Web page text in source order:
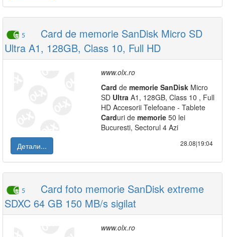
5
Card de memorie SanDisk Micro SD
Ultra A1, 128GB, Class 10, Full HD
www.olx.ro
Card de memorie SanDisk Micro
SD Ultra A1, 128GB, Class 10 , Full
HD Accesorii Telefoane - Tablete
Carduri de memorie 50 lei
Bucuresti, Sectorul 4 Azi
Детали...
28.08|19:04
5
Card foto memorie SanDisk extreme
SDXC 64 GB 150 MB/s sigilat
www.olx.ro